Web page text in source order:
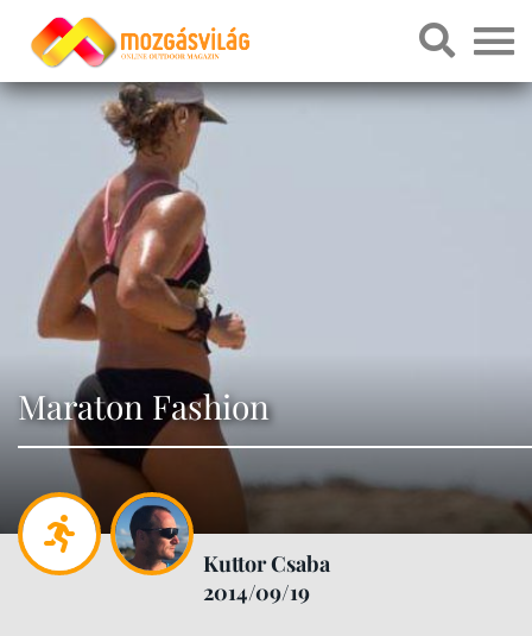
Maraton Fashion
Kuttor Csaba
2014/09/19